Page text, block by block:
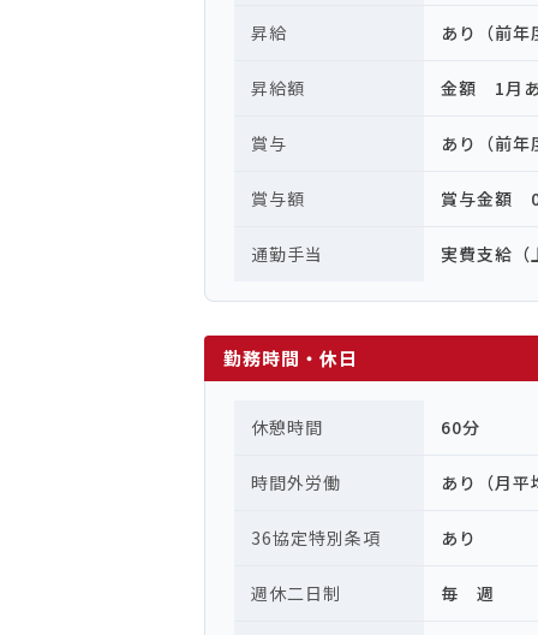
昇給 あり（前
昇給額 金額 1月あ
賞与 あり（前
賞与額 賞与金額
通勤手当 実費支給
勤務時間・休日
休憩時間 60分
時間外労働 あり（月
36協定特別条項 あり
週休二日制 毎 週